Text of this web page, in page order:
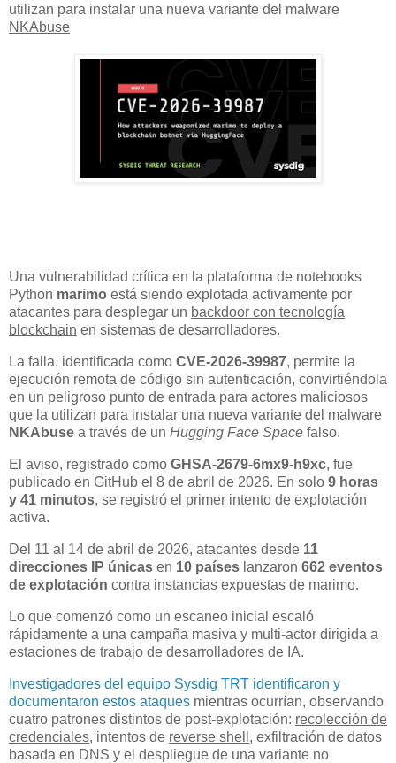
utilizan para instalar una nueva variante del malware
NKAbuse
Una vulnerabilidad crítica en la plataforma de notebooks
Python marimo está siendo explotada activamente por
atacantes para desplegar un backdoor con tecnología
blockchain en sistemas de desarrolladores.
La falla, identificada como CVE-2026-39987, permite la
ejecución remota de código sin autenticación, convirtiéndola
en un peligroso punto de entrada para actores maliciosos
que la utilizan para instalar una nueva variante del malware
NKAbuse a través de un Hugging Face Space falso.
El aviso, registrado como GHSA-2679-6mx9-h9xc, fue
publicado en GitHub el 8 de abril de 2026. En solo 9 horas
y 41 minutos, se registró el primer intento de explotación
activa.
Del 11 al 14 de abril de 2026, atacantes desde 11
direcciones IP únicas en 10 países lanzaron 662 eventos
de explotación contra instancias expuestas de marimo.
Lo que comenzó como un escaneo inicial escaló
rápidamente a una campaña masiva y multi-actor dirigida a
estaciones de trabajo de desarrolladores de IA.
Investigadores del equipo Sysdig TRT identificaron y
documentaron estos ataques mientras ocurrían, observando
cuatro patrones distintos de post-explotación: recolección de
credenciales, intentos de reverse shell , exfiltración de datos
basada en DNS y el despliegue de una variante no